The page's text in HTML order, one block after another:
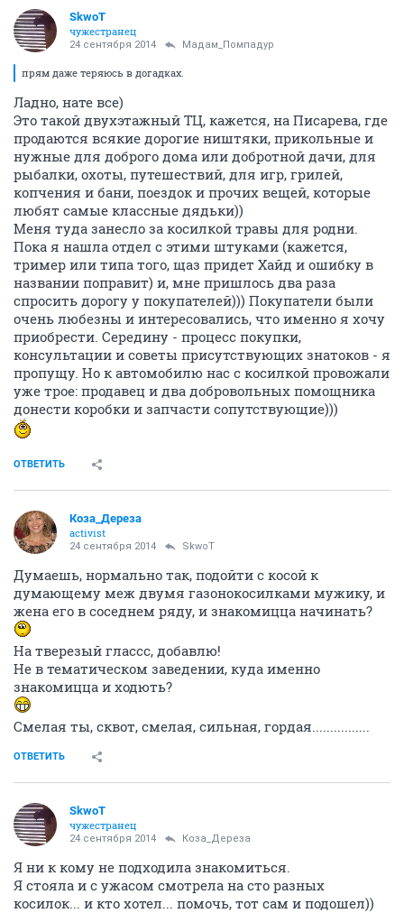
SkwоT
чужестранец
24 сентября 2014 Мадам_Помпадур
прям даже теряюсь в догадках.
Ладно, нате все)
Это такой двухэтажный ТЦ, кажется, на Писарева, где
продаются всякие дорогие ништяки, прикольные и
нужные для доброго дома или добротной дачи, для
рыбалки, охоты, путешествий, для игр, грилей,
копчения и бани, поездок и прочих вещей, которые
любят самые классные дядьки))
Меня туда занесло за косилкой травы для родни.
Пока я нашла отдел с этими штуками (кажется,
тример или типа того, щаз придет Хайд и ошибку в
названии поправит) и, мне пришлось два раза
спросить дорогу у покупателей))) Покупатели были
очень любезны и интересовались, что именно я хочу
приобрести. Середину - процесс покупки,
консультации и советы присутствующих знатоков - я
пропущу. Но к автомобилю нас с косилкой провожали
уже трое: продавец и два добровольных помощника
донести коробки и запчасти сопутствующие)))
ОТВЕТИТЬ
Коза_Дepеза
activist
24 сентября 2014 SkwоT
Думаешь, нормально так, подойти с косой к
думающему меж двумя газонокосилками мужику, и
жена его в соседнем ряду, и знакомицца начинать?
На тверезый глассс, добавлю!
Не в тематическом заведении, куда именно
знакомицца и ходють?
Смелая ты, сквот, смелая, сильная, гордая................
ОТВЕТИТЬ
SkwоT
чужестранец
24 сентября 2014 Коза_Дepеза
Я ни к кому не подходила знакомиться.
Я стояла и с ужасом смотрела на сто разных
косилок... и кто хотел... помочь, тот сам и подошел))